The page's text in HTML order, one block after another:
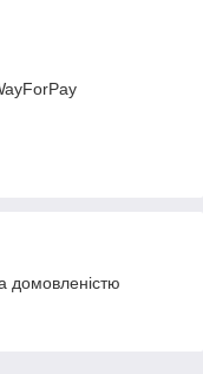
домовленістю